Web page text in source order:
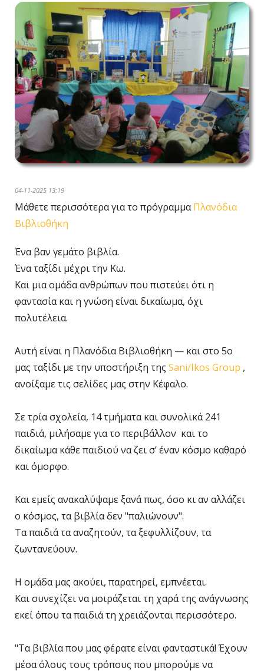
04-11-2025 13:19
Μάθετε περισσότερα για το πρόγραμμαΠλανόδια
Βιβλιοθήκη
Ένα βαν γεμάτο βιβλία.
Ένα ταξίδι μέχρι την Κω.
Και μια ομάδα ανθρώπων που πιστεύει ότι η
φαντασία και η γνώση είναι δικαίωμα, όχι
πολυτέλεια.
Αυτή είναι η Πλανόδια Βιβλιοθήκη — και στο 5ο
μας ταξίδι με την υποστήριξη της Sani/Ikos Group ,
ανοίξαμε τις σελίδες μας στην Κέφαλο.
Σε τρία σχολεία, 14 τμήματα και συνολικά 241
παιδιά, μιλήσαμε για το περιβάλλον και το
δικαίωμα κάθε παιδιού να ζει σ’ έναν κόσμο καθαρό
και όμορφο.
Και εμείς ανακαλύψαμε ξανά πως, όσο κι αν αλλάζει
ο κόσμος, τα βιβλία δεν "παλιώνουν".
Τα παιδιά τα αναζητούν, τα ξεφυλλίζουν, τα
ζωντανεύουν.
Η ομάδα μας ακούει, παρατηρεί, εμπνέεται.
Και συνεχίζει να μοιράζεται τη χαρά της ανάγνωσης
εκεί όπου τα παιδιά τη χρειάζονται περισσότερο.
"Τα βιβλία που μας φέρατε είναι φανταστικά! Έχουν
μέσα όλους τους τρόπους που μπορούμε να